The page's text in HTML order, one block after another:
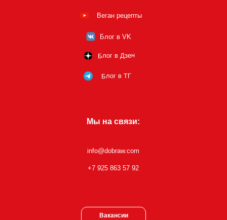
Блог в VK
Веган рецепты
Блог в Дзен
Блог в ТГ
Мы на связи:
info@dobraw.com
+7 925 863 57 92
Вакансии